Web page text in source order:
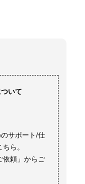
いて
サポート/仕
ら。
依頼」からご